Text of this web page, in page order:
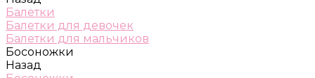
Балетки
Балетки для девочек
Балетки для мальчиков
Босоножки
Назад